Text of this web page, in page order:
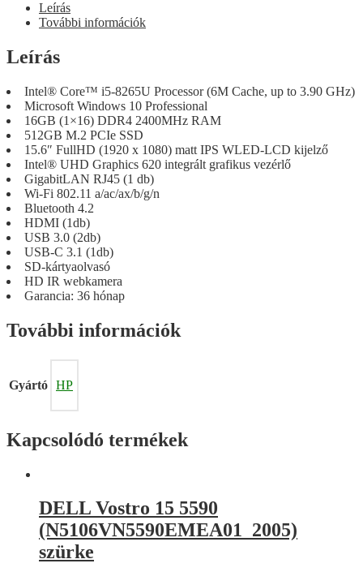
Leírás
További információk
Leírás
Intel® Core™ i5-8265U Processor (6M Cache, up to 3.90 GHz)
Microsoft Windows 10 Professional
16GB (1×16) DDR4 2400MHz RAM
512GB M.2 PCIe SSD
15.6″ FullHD (1920 x 1080) matt IPS WLED-LCD kijelző
Intel® UHD Graphics 620 integrált grafikus vezérlő
GigabitLAN RJ45 (1 db)
Wi-Fi 802.11 a/ac/ax/b/g/n
Bluetooth 4.2
HDMI (1db)
USB 3.0 (2db)
USB-C 3.1 (1db)
SD-kártyaolvasó
HD IR webkamera
Garancia: 36 hónap
További információk
Gyártó HP
Kapcsolódó termékek
DELL Vostro 15 5590
(N5106VN5590EMEA01_2005)
szürke